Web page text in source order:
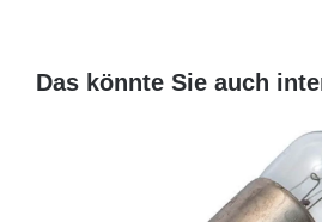
Das könnte Sie auch